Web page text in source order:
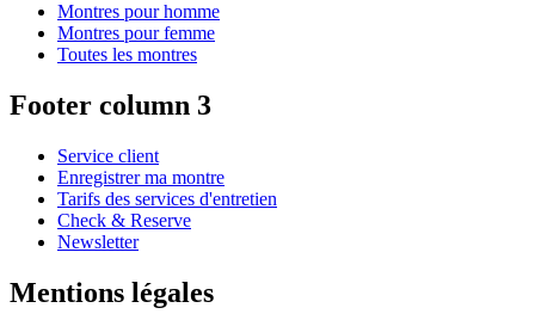
Montres pour homme
Montres pour femme
Toutes les montres
Footer column 3
Service client
Enregistrer ma montre
Tarifs des services d'entretien
Check & Reserve
Newsletter
Mentions légales